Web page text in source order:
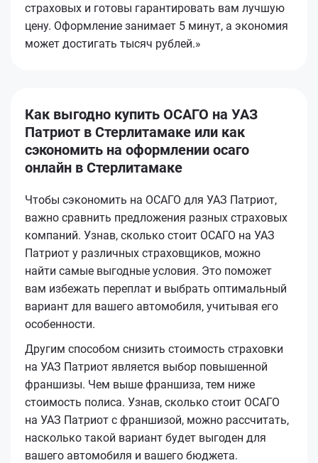
страховых и готовы гарантировать вам лучшую
цену. Оформление занимает 5 минут, а экономия
может достигать тысяч рублей.»
Как выгодно купить ОСАГО на УАЗ
Патриот в Стерлитамаке или как
сэкономить на оформлении осаго
онлайн в Стерлитамаке
Чтобы сэкономить на ОСАГО для УАЗ Патриот,
важно сравнить предложения разных страховых
компаний. Узнав, сколько стоит ОСАГО на УАЗ
Патриот у различных страховщиков, можно
найти самые выгодные условия. Это поможет
вам избежать переплат и выбрать оптимальный
вариант для вашего автомобиля, учитывая его
особенности.
Другим способом снизить стоимость страховки
на УАЗ Патриот является выбор повышенной
франшизы. Чем выше франшиза, тем ниже
стоимость полиса. Узнав, сколько стоит ОСАГО
на УАЗ Патриот с франшизой, можно рассчитать,
насколько такой вариант будет выгоден для
вашего автомобиля и вашего бюджета.